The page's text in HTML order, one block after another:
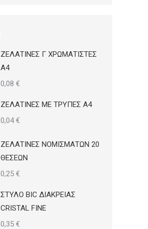
ΖΕΛΑΤΙΝΕΣ Γ ΧΡΩΜΑΤΙΣΤΕΣ
Α4
0,08 €
ΖΕΛΑΤΙΝΕΣ ΜΕ ΤΡΥΠΕΣ Α4
0,04€
ΖΕΛΑΤΙΝΕΣ ΝΟΜΙΣΜΑΤΩΝ 20
ΘΕΣΕΩΝ
0,25 €
ΣΤΥΛΟ BIC ΔΙΑΚΡΕΙΑΣ
CRISTAL FINE
0,35 €